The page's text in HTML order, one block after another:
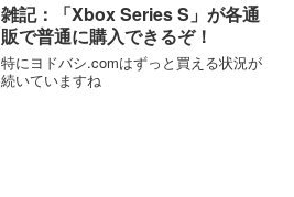
雑記：「Xbox Series S」が各通
販で普通に購入できるぞ！
特にヨドバシ.comはずっと買える状況が
続いていますね